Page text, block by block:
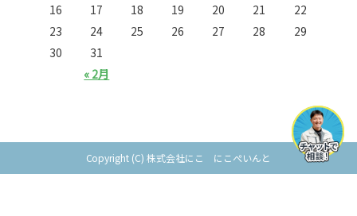
« 2月
16
17 18 19 20 21
22
23
24 25 26 27 28
29
30
31
Copyright (C) 株式会社にこ にこぺいんと